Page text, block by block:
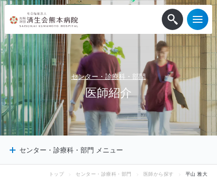
センター・診療科・部門
医師紹介
センター・診療科・部門 メニュー
トップ センター・診療科・部門 医師から探す 平山 雅大